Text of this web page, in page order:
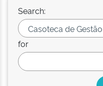
Search:
for